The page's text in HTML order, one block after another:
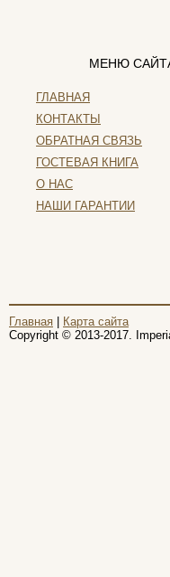
Pcland-4u
Pegatron(1)
Pipo
Pixus
Pleomax
Pocketbook
Rim2000(2)
Roccat
МЕНЮ
ГЛАВНАЯ
КОНТАКТЫ
ОБРАТНАЯ СВЯЗЬ
ГОСТЕВАЯ КНИГА
О НАС
НАШИ ГАРАНТИИ
Главная
Карта сайта
Copyright © 2013-2017.